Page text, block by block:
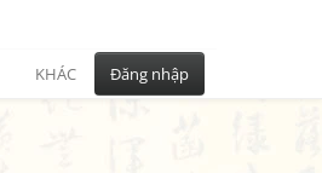
KHÁC Đăng nhập